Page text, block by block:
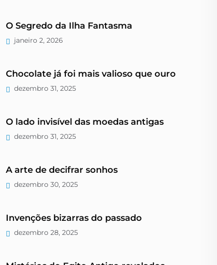
O Segredo da Ilha Fantasma
janeiro 2, 2026
Chocolate já foi mais valioso que ouro
dezembro 31, 2025
O lado invisível das moedas antigas
dezembro 31, 2025
A arte de decifrar sonhos
dezembro 30, 2025
Invenções bizarras do passado
dezembro 28, 2025